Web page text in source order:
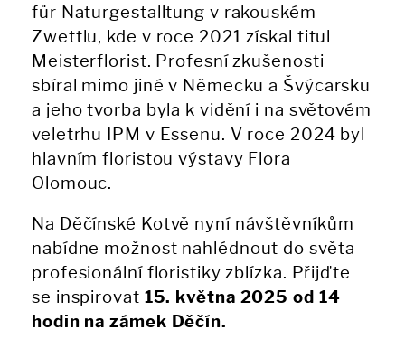
für Naturgestalltung v rakouském
Zwettlu, kde v roce 2021 získal titul
Meisterflorist. Profesní zkušenosti
sbíral mimo jiné v Německu a Švýcarsku
a jeho tvorba byla k vidění i na světovém
veletrhu IPM v Essenu. V roce 2024 byl
hlavním floristou výstavy Flora
Olomouc.
Na Děčínské Kotvě nyní návštěvníkům
nabídne možnost nahlédnout do světa
profesionální floristiky zblízka. Přijďte
se inspirovat 15. května 2025 od 14
hodin na zámek Děčín.